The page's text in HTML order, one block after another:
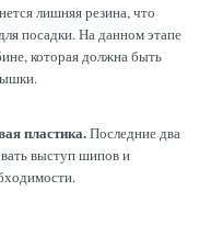
лишняя резина, что
посадки. На данном этапе
которая должна быть
пластика.Последние два
выступ шипов и